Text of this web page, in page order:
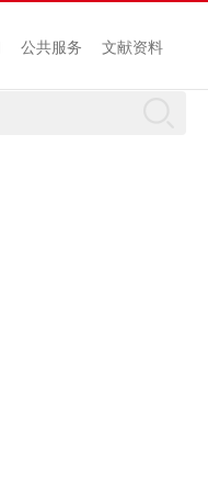
公共服务 文献资料